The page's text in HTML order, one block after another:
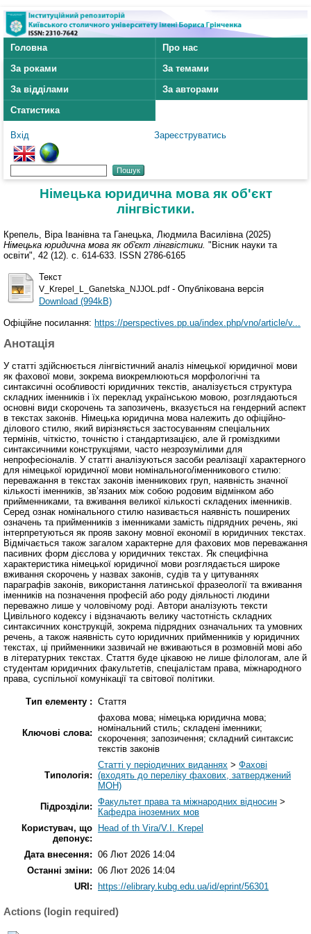
Головна
Про нас
За роками
За темами
За відділами
За авторами
Статистика
Вхід Зареєструватись
Німецька юридична мова як об'єкт
лінгвістики.
Крепель, Віра Іванівна та Ганецька, Людмила Василівна (2025)
Німецька юридична мова як об'єкт лінгвістики. "Вісник науки та
освіти", 42 (12). с. 614-633. ISSN 2786-6165
Текст
V_Krepel_L_Ganetska_NJJOL.pdf- Опублікована версія
Download (994kB)
Офіційне посилання: https://perspectives.pp.ua/index.php/vno/article/v...
Анотація
У статті здійснюється лінгвістичний аналіз німецької юридичної мови
як фахової мови, зокрема виокремлюються морфологічні та
синтаксичні особливості юридичних текстів, аналізується структура
складних іменників і їх переклад українською мовою, розглядаються
основні види скорочень та запозичень, вказується на гендерний аспект
в текстах законів. Німецька юридична мова належить до офіційно-
ділового стилю, який вирізняється застосуванням спеціальних
термінів, чіткістю, точністю і стандартизацією, але й громіздкими
синтаксичними конструкціями, часто незрозумілими для
непрофесіоналів. У статті аналізуються засоби реалізації характерного
для німецької юридичної мови номінального/іменникового стилю:
переважання в текстах законів іменникових груп, наявність значної
кількості іменників, зв’язаних між собою родовим відмінком або
прийменниками, та вживання великої кількості складених іменників.
Серед ознак номінального стилю називається наявність поширених
означень та прийменників з іменниками замість підрядних речень, які
інтерпретуються як прояв закону мовної економії в юридичних текстах.
Відмічається також загалом характерне для фахових мов переважання
пасивних форм дієслова у юридичних текстах. Як специфічна
характеристика німецької юридичної мови розглядається широке
вживання скорочень у назвах законів, судів та у цитуваннях
параграфів законів, використання латинської фразеології та вживання
іменників на позначення професій або роду діяльності людини
переважно лише у чоловічому роді. Автори аналізують тексти
Цивільного кодексу і відзначають велику частотність складних
синтаксичних конструкцій, зокрема підрядних означальних та умовних
речень, а також наявність суто юридичних прийменників у юридичних
текстах, ці прийменники зазвичай не вживаються в розмовній мові або
в літературних текстах. Cтаття буде цікавою не лише філологам, але й
студентам юридичних факультетів, спеціалістам права, міжнародного
права, суспільної комунікації та світової політики.
Тип елементу : Стаття
Ключові слова:
фахова мова; німецька юридична мова;
номінальний стиль; складені іменники;
скорочення; запозичення; складний синтаксис
текстів законів
Типологія:
Статті у періодичних виданнях > Фахові
(входять до переліку фахових, затверджений
МОН)
Підрозділи: Факультет права та міжнародних відносин >
Кафедра іноземних мов
Користувач, що
депонує:
Head of th Vira/V.I. Krepel
Дата внесення: 06 Лют 2026 14:04
Останні зміни: 06 Лют 2026 14:04
URI:
https://elibrary.kubg.edu.ua/id/eprint/56301
Actions (login required)